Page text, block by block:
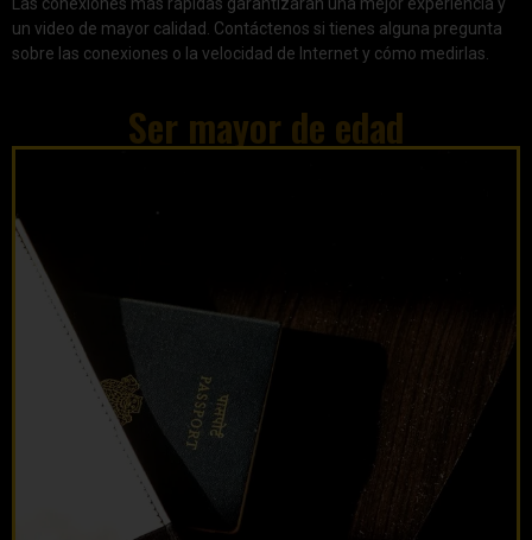
Las conexiones más rápidas garantizarán una mejor experiencia y
un video de mayor calidad. Contáctenos si tienes alguna pregunta
sobre las conexiones o la velocidad de Internet y cómo medirlas.
Ser mayor de edad